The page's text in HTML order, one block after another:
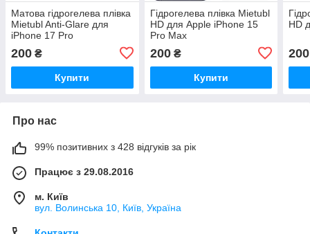
Матова гідрогелева плівка
Mietubl Anti-Glare для
iPhone 17 Pro
200 ₴
Купити
Гідрогелева плівка Mietubl
HD для Apple iPhone 15
Pro Max
200₴
Купити
HD
200
Про нас
99% позитивних з 428 відгуків за рік
Працює з 29.08.2016
м. Київ
вул. Волинська 10, Київ, Україна